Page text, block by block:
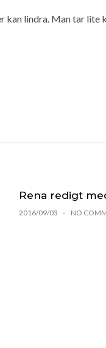
kan lindra. Man tar lite
Rena redigt
2016/09/03 NO